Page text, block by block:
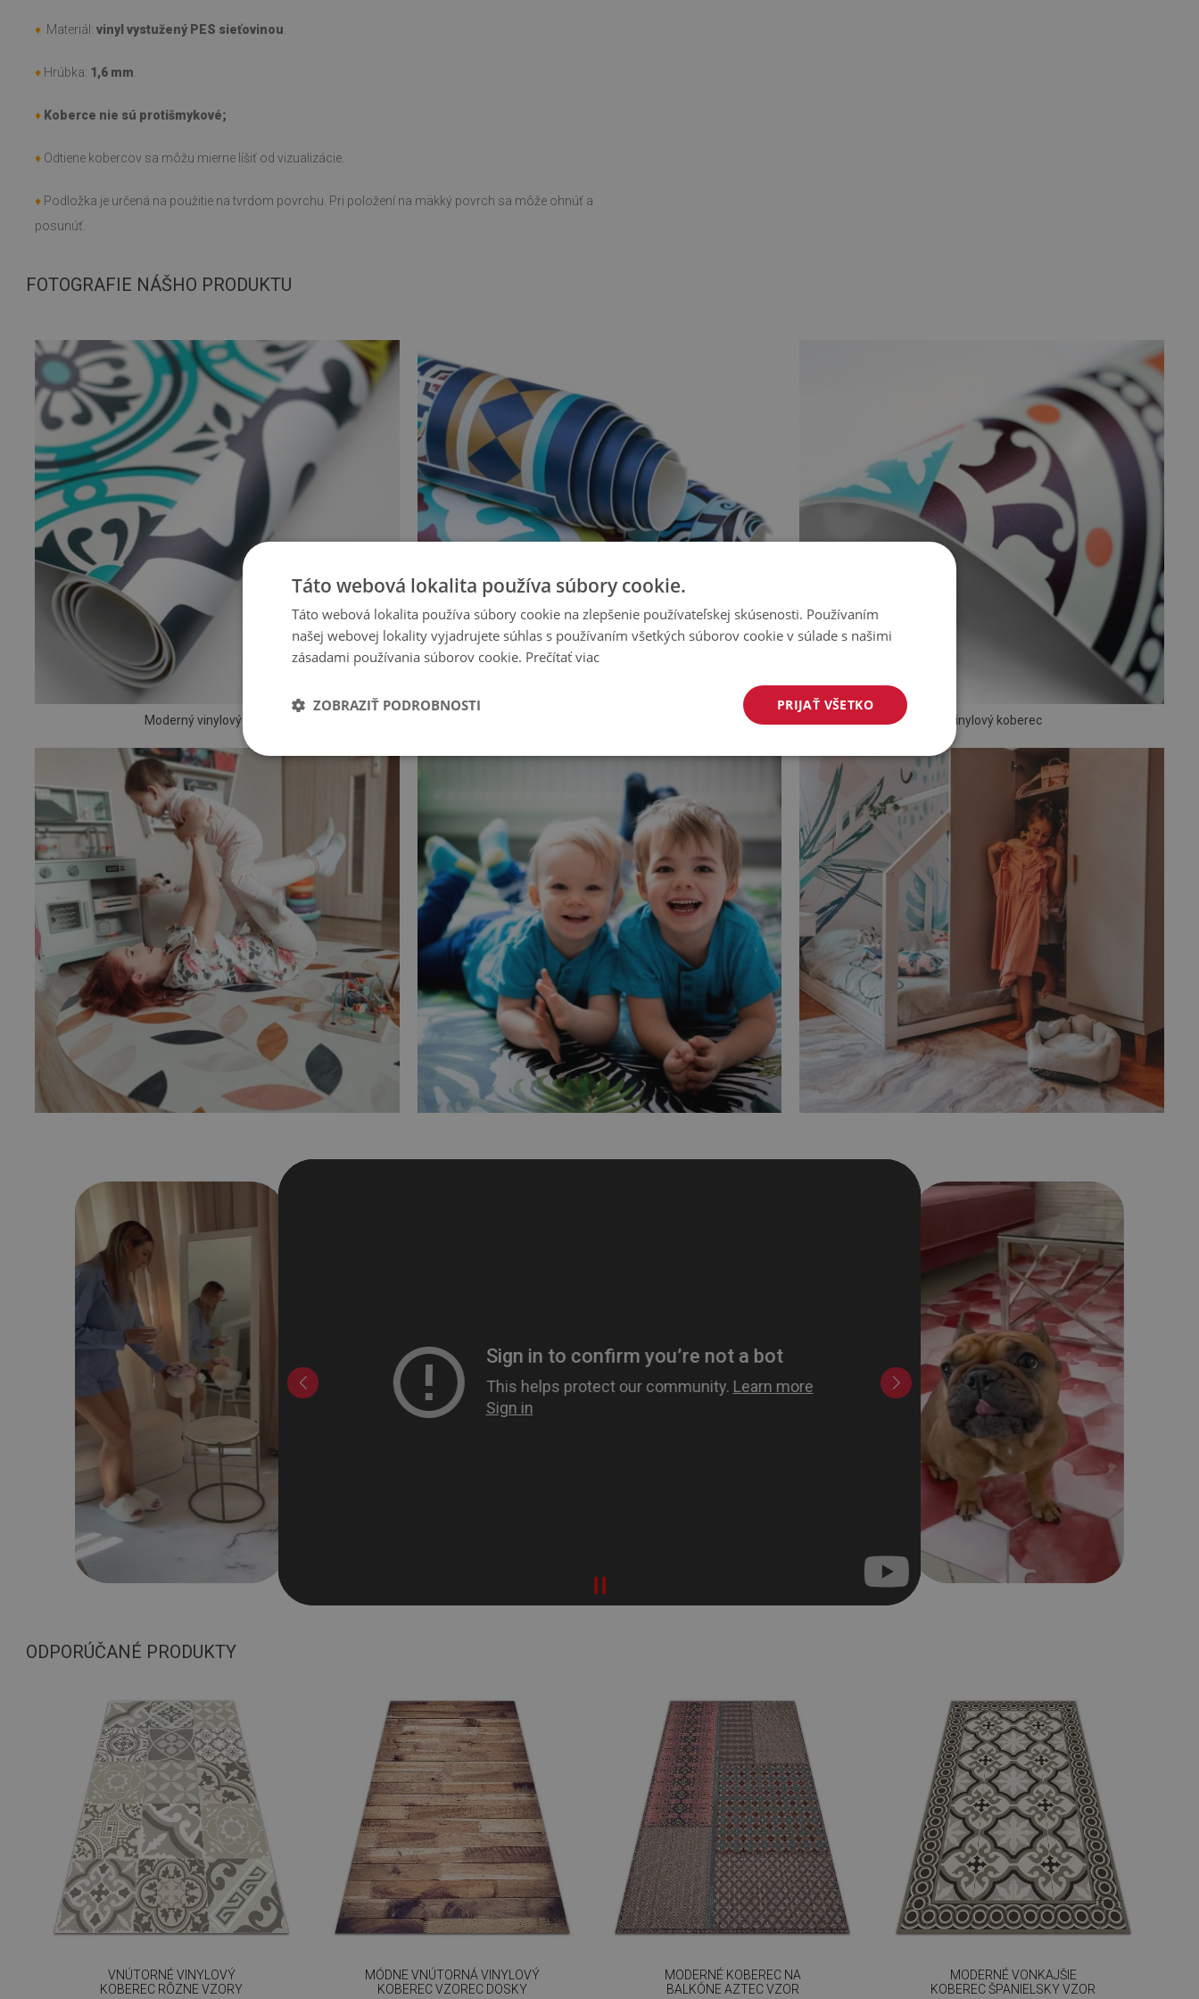
♦ Materiál: vinyl vystužený PES sieťovinou
♦ Hrúbka: 1,6 mm
♦ Koberce nie sú protišmykové;
♦ Odtiene kobercov sa môžu mierne líšiť od vizualizácie.
♦ Podložka je určená na použitie na tvrdom povrchu. Pri položení na mäkký povrch sa môže ohnúť a
posunúť.
FOTOGRAFIE NÁŠHO PRODUKTU
Moderný vinylový koberec PVC vinylový koberec
ODPORÚČANÉ PRODUKTY
VNÚTORNÉ VINYLOVÝ
KOBEREC RÔZNE VZORY
MÓDNE VNÚTORNÁ VINYLOVÝ
KOBEREC VZOREC DOSKY
MODERNÉ KOBEREC NA
BALKÓNE AZTEC VZOR
MODERNÉ VONKAJŠIE
KOBEREC ŠPANIELSKY VZOR
Táto webová lokalita používa súbory cookie.
Táto webová lokalita používa súbory cookie na zlepšenie používateľskej skúsenosti. Používaním
našej webovej lokality vyjadrujete súhlas s používaním všetkých súborov cookie v súlade s našimi
zásadami používania súborov cookie. Prečítať viac
PRIJAŤ VŠETKO
ZOBRAZIŤ PODROBNOSTI